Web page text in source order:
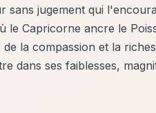
sans jugement qui
le Capricorne ancre le
la compassion et la
dans ses faiblesses,